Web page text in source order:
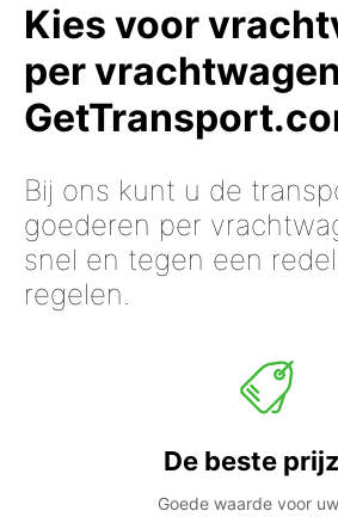
Kies voor
per
Bij ons kunt u de
goederen per
snel en tegen een
regelen.
De beste
Goede waarde voor